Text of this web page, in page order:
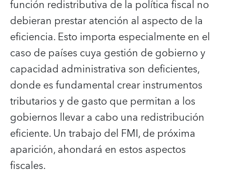
función redistributiva de la política fiscal no
debieran prestar atención al aspecto de la
eficiencia. Esto importa especialmente en el
caso de países cuya gestión de gobierno y
capacidad administrativa son deficientes,
donde es fundamental crear instrumentos
tributarios y de gasto que permitan a los
gobiernos llevar a cabo una redistribución
eficiente. Un trabajo del FMI, de próxima
aparición, ahondará en estos aspectos
fiscales.